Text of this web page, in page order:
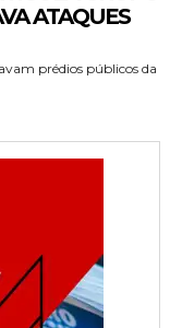
ATAQUES
prédios públicos da